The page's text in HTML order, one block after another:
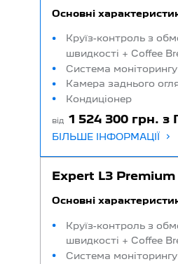
Основні
Круїз-контроль з
швидкості + Coffee
Система
Камера заднього
Кондиціонер
від 1 524 300 грн.
БІЛЬШЕ ІНФОРМАЦІЇ
Expert L3 Premium
Основні
Круїз-контроль з
швидкості + Coffee
Система